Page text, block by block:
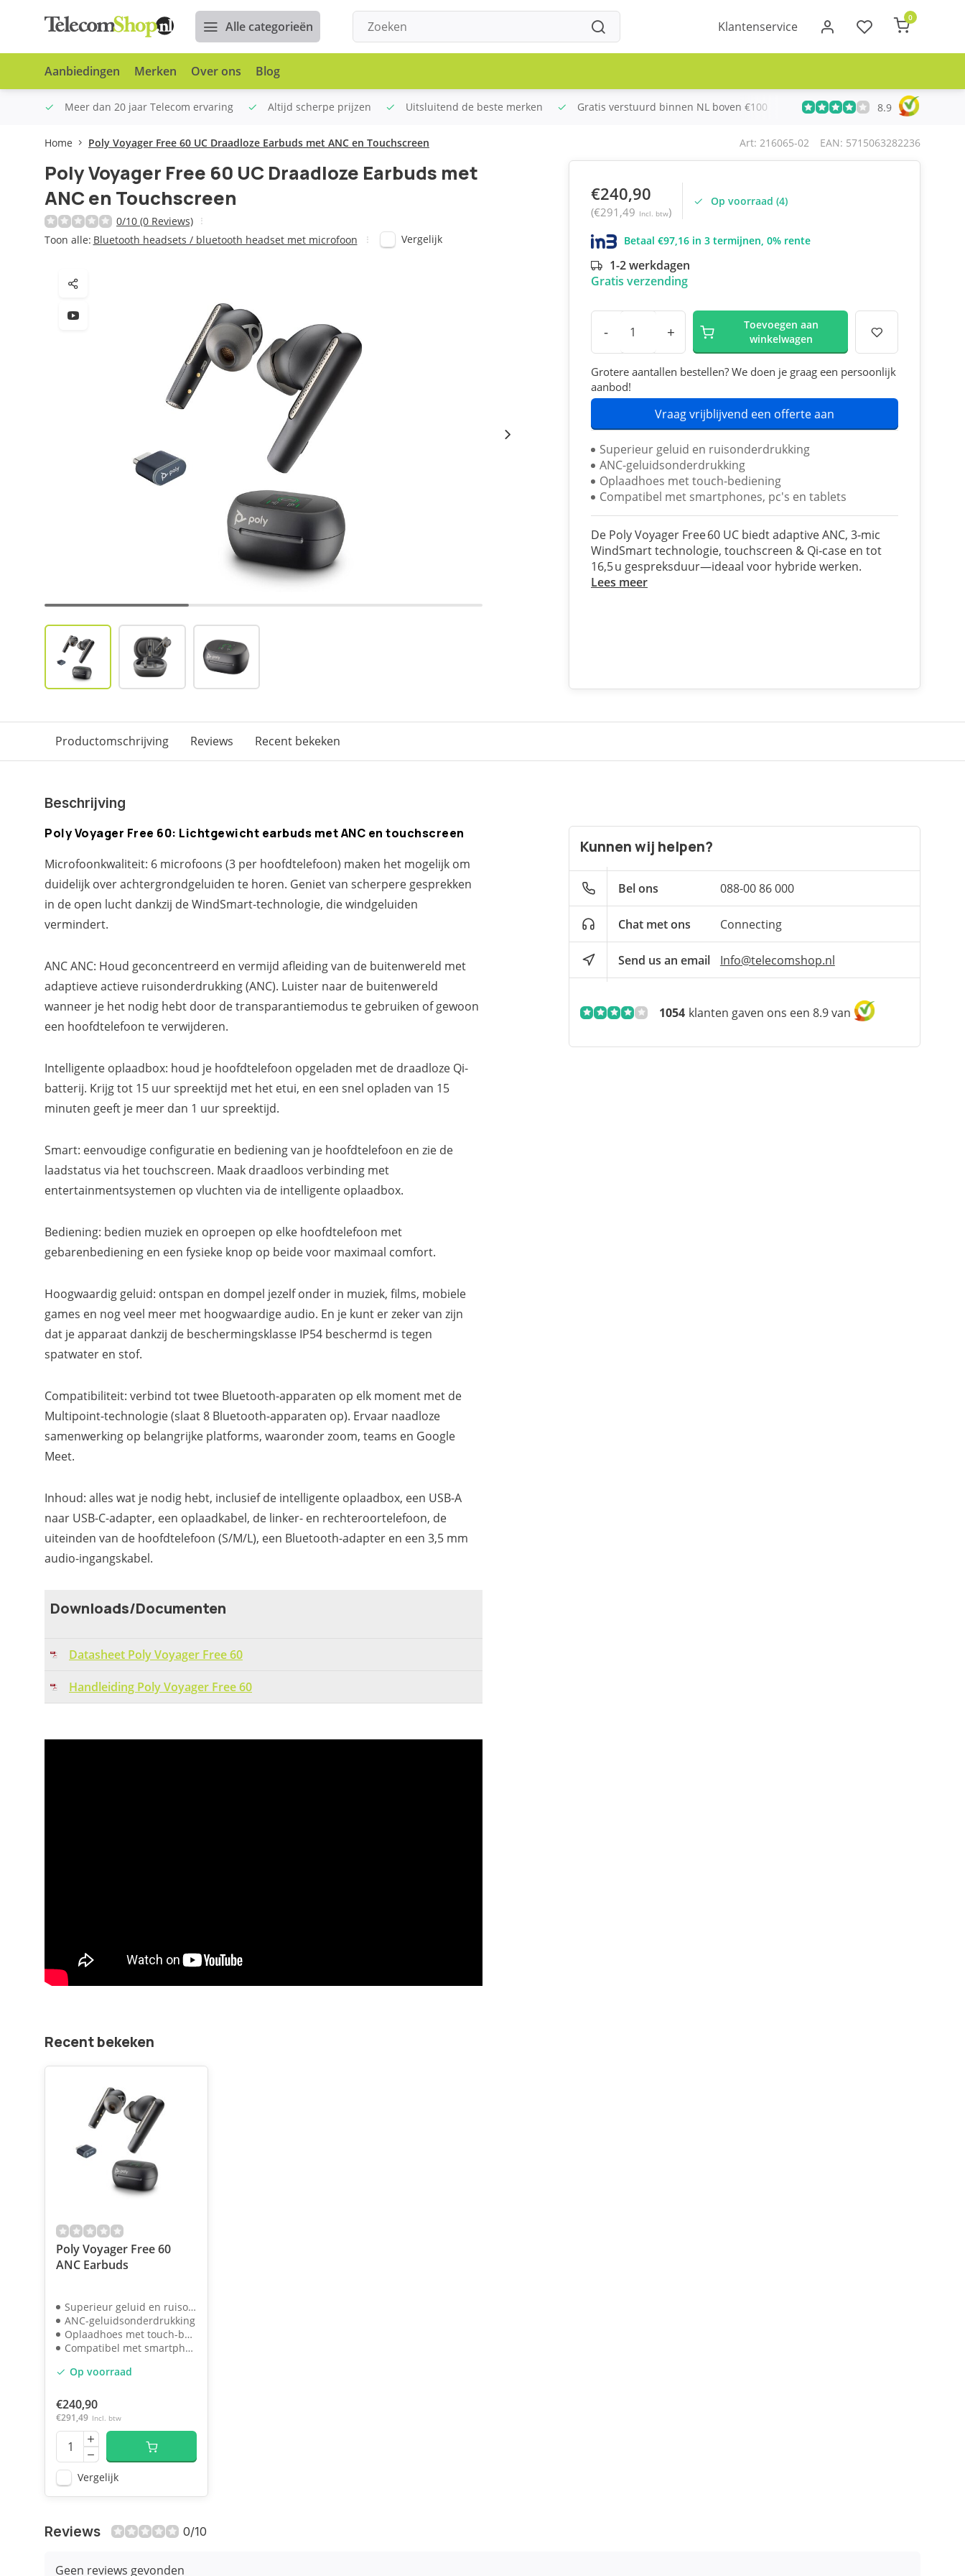
Alle categorieën Klantenservice
0
Aanbiedingen Merken Over ons Blog
Meer dan 20 jaar Telecom ervaring Altijd scherpe prijzen Uitsluitend de beste merken Gratis verstuurd binnen NL boven €100 Meer dan 20 jaar Telecom
8.9
Home Poly Voyager Free 60 UC Draadloze Earbuds met ANC en Touchscreen Art: 216065-02 EAN: 5715063282236
Poly Voyager Free 60 UC Draadloze Earbuds met
ANC en Touchscreen
0/10 (0 Reviews)
Toon alle: Bluetooth headsets / bluetooth headset met microfoon Vergelijk
€240,90
(€291,49 Incl. btw)
Op voorraad (4)
Betaal €97,16 in 3 termijnen, 0% rente
1-2 werkdagen
Gratis verzending
- +
Toevoegen aan
winkelwagen
Grotere aantallen bestellen? We doen je graag een persoonlijk
aanbod!
Vraag vrijblijvend een offerte aan
Superieur geluid en ruisonderdrukking
ANC-geluidsonderdrukking
Oplaadhoes met touch-bediening
Compatibel met smartphones, pc's en tablets
De Poly Voyager Free 60 UC biedt adaptive ANC, 3‑mic
WindSmart technologie, touchscreen & Qi‑case en tot
16,5 u gespreksduur—ideaal voor hybride werken.
Lees meer
Productomschrijving Reviews Recent bekeken
Beschrijving
Poly Voyager Free 60: Lichtgewicht earbuds met ANC en touchscreen
Microfoonkwaliteit: 6 microfoons (3 per hoofdtelefoon) maken het mogelijk om
duidelijk over achtergrondgeluiden te horen. Geniet van scherpere gesprekken
in de open lucht dankzij de WindSmart-technologie, die windgeluiden
vermindert.
ANC ANC: Houd geconcentreerd en vermijd afleiding van de buitenwereld met
adaptieve actieve ruisonderdrukking (ANC). Luister naar de buitenwereld
wanneer je het nodig hebt door de transparantiemodus te gebruiken of gewoon
een hoofdtelefoon te verwijderen.
Intelligente oplaadbox: houd je hoofdtelefoon opgeladen met de draadloze Qi-
batterij. Krijg tot 15 uur spreektijd met het etui, en een snel opladen van 15
minuten geeft je meer dan 1 uur spreektijd.
Smart: eenvoudige configuratie en bediening van je hoofdtelefoon en zie de
laadstatus via het touchscreen. Maak draadloos verbinding met
entertainmentsystemen op vluchten via de intelligente oplaadbox.
Bediening: bedien muziek en oproepen op elke hoofdtelefoon met
gebarenbediening en een fysieke knop op beide voor maximaal comfort.
Hoogwaardig geluid: ontspan en dompel jezelf onder in muziek, films, mobiele
games en nog veel meer met hoogwaardige audio. En je kunt er zeker van zijn
dat je apparaat dankzij de beschermingsklasse IP54 beschermd is tegen
spatwater en stof.
Compatibiliteit: verbind tot twee Bluetooth-apparaten op elk moment met de
Multipoint-technologie (slaat 8 Bluetooth-apparaten op). Ervaar naadloze
samenwerking op belangrijke platforms, waaronder zoom, teams en Google
Meet.
Inhoud: alles wat je nodig hebt, inclusief de intelligente oplaadbox, een USB-A
naar USB-C-adapter, een oplaadkabel, de linker- en rechteroortelefoon, de
uiteinden van de hoofdtelefoon (S/M/L), een Bluetooth-adapter en een 3,5 mm
audio-ingangskabel.
Downloads/Documenten
Datasheet Poly Voyager Free 60
Handleiding Poly Voyager Free 60
Kunnen wij helpen?
Bel ons 088-00 86 000
Chat met ons Connecting
Send us an email Info@telecomshop.nl
1054 klanten gaven ons een 8.9 van
Recent bekeken
Poly Voyager Free 60
ANC Earbuds
Superieur geluid en ruisonderdrukking
ANC-geluidsonderdrukking
Oplaadhoes met touch-bediening
Compatibel met smartphones, pc's en tablets
Op voorraad
€240,90
€291,49 Incl. btw
Vergelijk
Reviews 0/10
Geen reviews gevonden